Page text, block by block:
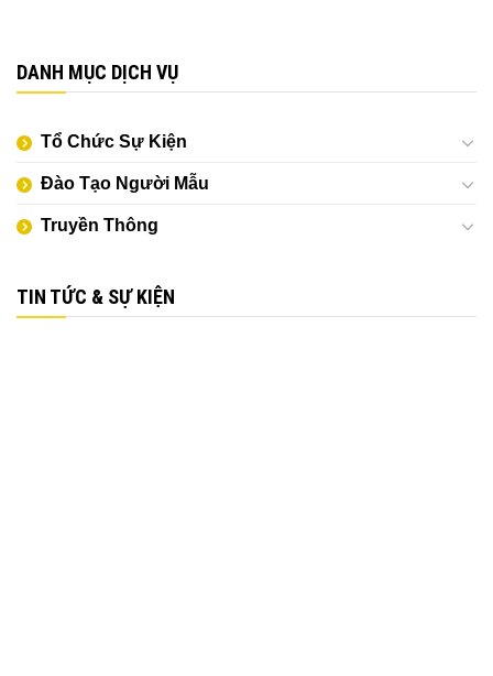
DANH MỤC DỊCH VỤ
Tổ Chức Sự Kiện
Đào Tạo Người Mẫu
Truyền Thông
TIN TỨC & SỰ KIỆN